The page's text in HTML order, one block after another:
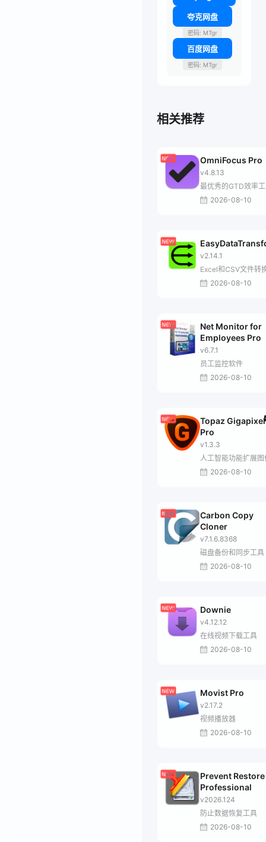
夸克网盘
密码: MTgr
百度网盘
密码: MTgr
相关推荐
OmniFocus Pro
v4.8.13
最优秀的GTD效率
2026-08-10
v2.14.1
Excel和CSV文件转
2026-08-10
Net Monitor for
Employees Pro
v6.7.1
员工监控软件
2026-08-10
Topaz Gigapixel
Pro
v1.3.3
人工智能功能扩展图
2026-08-10
Carbon Copy
Cloner
v7.1.6.8368
磁盘备份和同步工具
2026-08-10
Downie
v4.12.12
在线视频下载工具
2026-08-10
Movist Pro
v2.17.2
视频播放器
2026-08-10
Prevent Restore
Professional
v2026.124
防止数据恢复工具
2026-08-10